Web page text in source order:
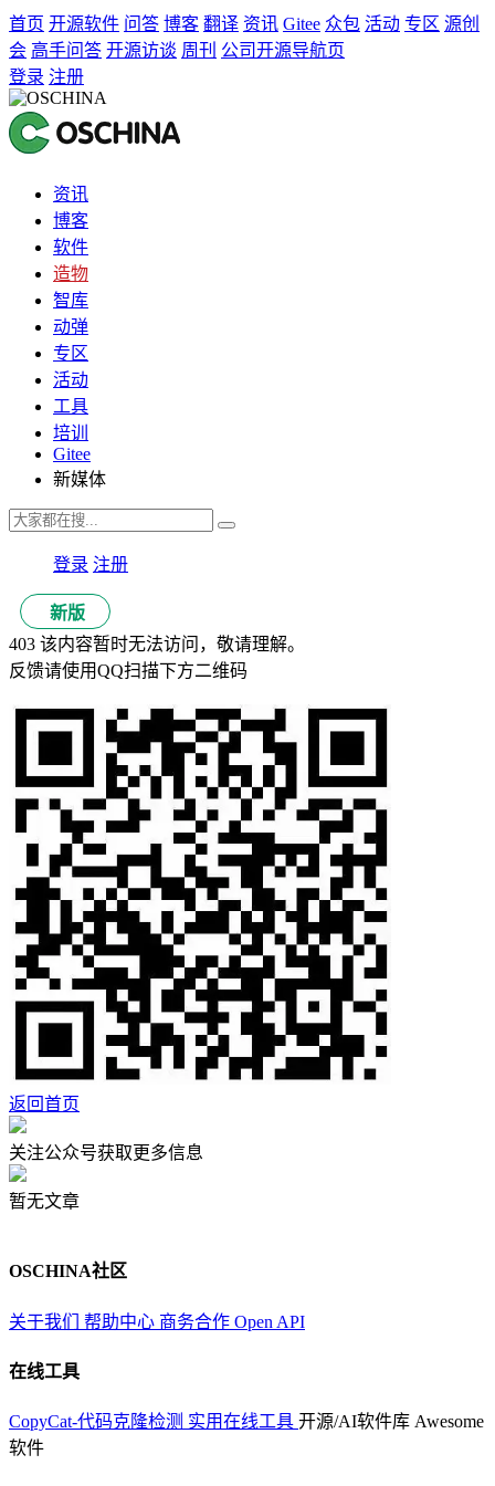
首页 开源软件 问答 博客 翻译 资讯 Gitee 众包 活动 专区 源创
会 高手问答 开源访谈 周刊 公司开源导航页
登录 注册
资讯
博客
软件
造物
智库
动弹
专区
活动
工具
培训
Gitee
新媒体
登录 注册
新版
403 该内容暂时无法访问，敬请理解。
反馈请使用QQ扫描下方二维码
返回首页
关注公众号获取更多信息
暂无文章
OSCHINA社区
关于我们 帮助中心 商务合作 Open API
在线工具
CopyCat-代码克隆检测 实用在线工具 开源/AI软件库 Awesome
软件